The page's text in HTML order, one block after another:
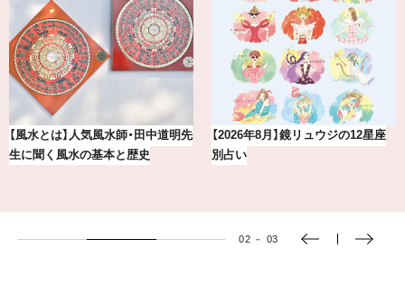
ウジの12星座
賢者たちに聞いてみた！ 嫉妬と上
手くつきあうコツとは？
【BAILA×OMO】
02 － 03